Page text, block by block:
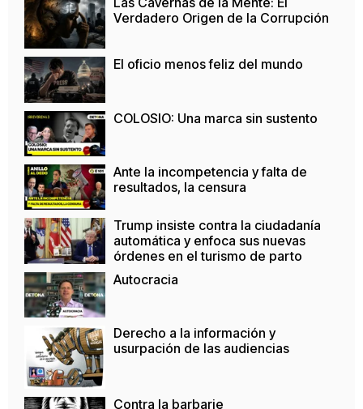
Verdadero Origen de la Corrupción
El oficio menos feliz del mundo
COLOSIO: Una marca sin sustento
Ante la incompetencia y falta de
resultados, la censura
Trump insiste contra la ciudadanía
automática y enfoca sus nuevas
órdenes en el turismo de parto
Autocracia
Derecho a la información y
usurpación de las audiencias
Contra la barbarie